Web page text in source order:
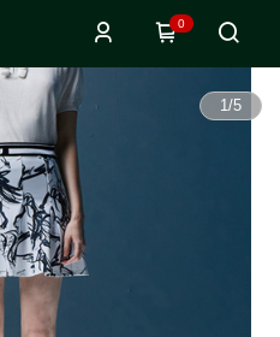
0
1/5